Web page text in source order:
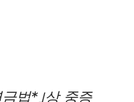
법*｣상 중증